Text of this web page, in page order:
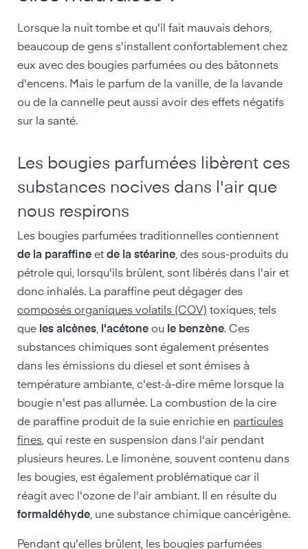
Lorsque la nuit tombe et qu'il fait mauvais dehors,
beaucoup de gens s'installent confortablement chez
eux avec des bougies parfumées ou des bâtonnets
d'encens. Mais le parfum de la vanille, de la lavande
ou de la cannelle peut aussi avoir des effets négatifs
sur la santé.
Les bougies parfumées libèrent ces
substances nocives dans l'air que
nous respirons
Les bougies parfumées traditionnelles contiennent
de la paraffine et de la stéarine, des sous-produits du
pétrole qui, lorsqu'ils brûlent, sont libérés dans l'air et
donc inhalés. La paraffine peut dégager des
composés organiques volatils (COV) toxiques, tels
que les alcènes, l'acétone ou le benzène. Ces
substances chimiques sont également présentes
dans les émissions du diesel et sont émises à
température ambiante, c'est-à-dire même lorsque la
bougie n'est pas allumée. La combustion de la cire
de paraffine produit de la suie enrichie en particules
fines, qui reste en suspension dans l'air pendant
plusieurs heures. Le limonène, souvent contenu dans
les bougies, est également problématique car il
réagit avec l'ozone de l'air ambiant. Il en résulte du
formaldéhyde, une substance chimique cancérigène.
Pendant qu'elles brûlent, les bougies parfumées